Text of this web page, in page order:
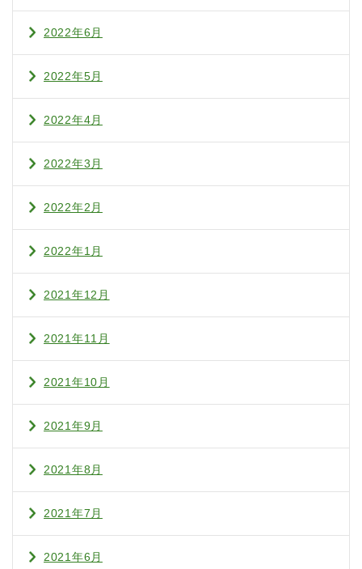
2022年6月
2022年5月
2022年4月
2022年3月
2022年2月
2022年1月
2021年12月
2021年11月
2021年10月
2021年9月
2021年8月
2021年7月
2021年6月